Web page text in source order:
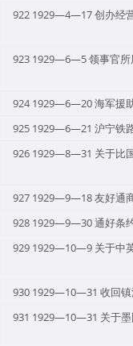
922 1929—4—17 创办经
923 1929—6—5 领事官
924 1929—6—20 海军援
925 1929—6—21 沪宁铁
926 1929—8—31 关于比
927 1929—9—18 友好通
928 1929—9—30 通好条
929 1929—10—9 关于中
930 1929—10—31 收回
931 1929—10—31 关于